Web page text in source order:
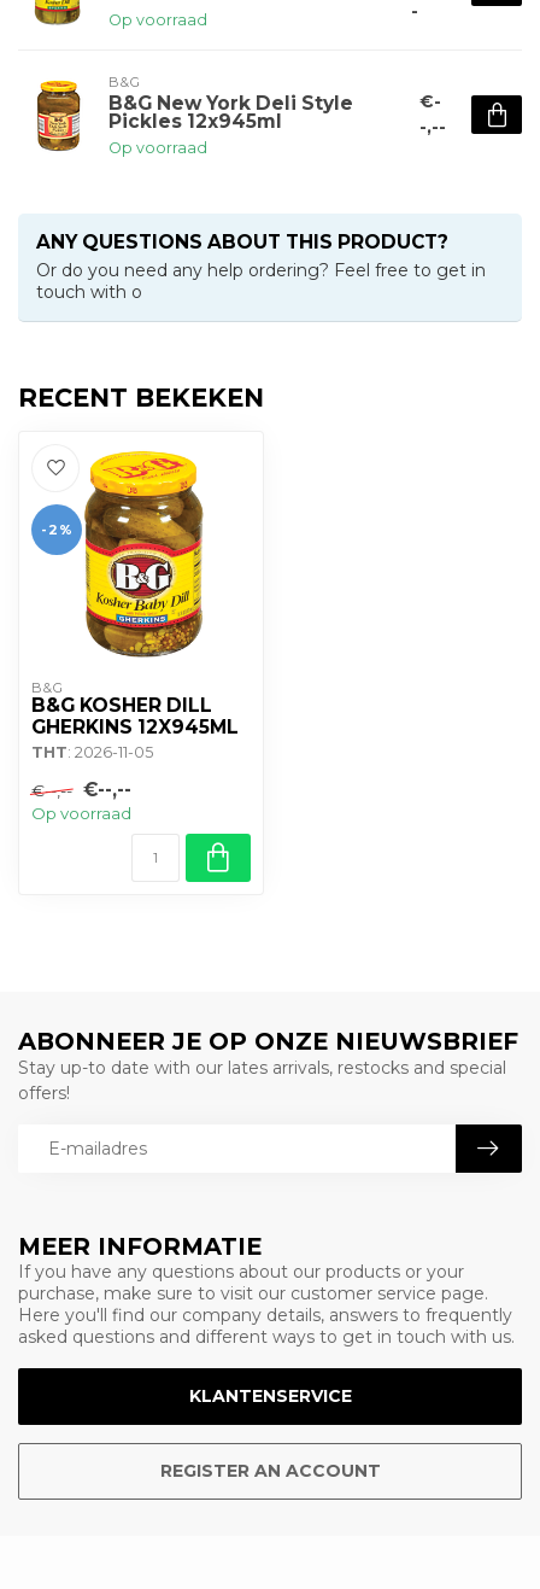
Op voorraad -
B&G
B&G New York Deli Style
Pickles 12x945ml
Op voorraad
€-
-,--
ANY QUESTIONS ABOUT THIS PRODUCT?
Or do you need any help ordering? Feel free to get in
touch with o
RECENT BEKEKEN
-2%
B&G
B&G KOSHER DILL
GHERKINS 12X945ML
THT: 2026-11-05
€--,-- €--,--
Op voorraad
MEER INFORMATIE
If you have any questions about our products or your
purchase, make sure to visit our customer service page.
Here you'll find our company details, answers to frequently
asked questions and different ways to get in touch with us.
KLANTENSERVICE
REGISTER AN ACCOUNT
ABONNEER JE OP ONZE NIEUWSBRIEF
Stay up-to date with our lates arrivals, restocks and special
offers!